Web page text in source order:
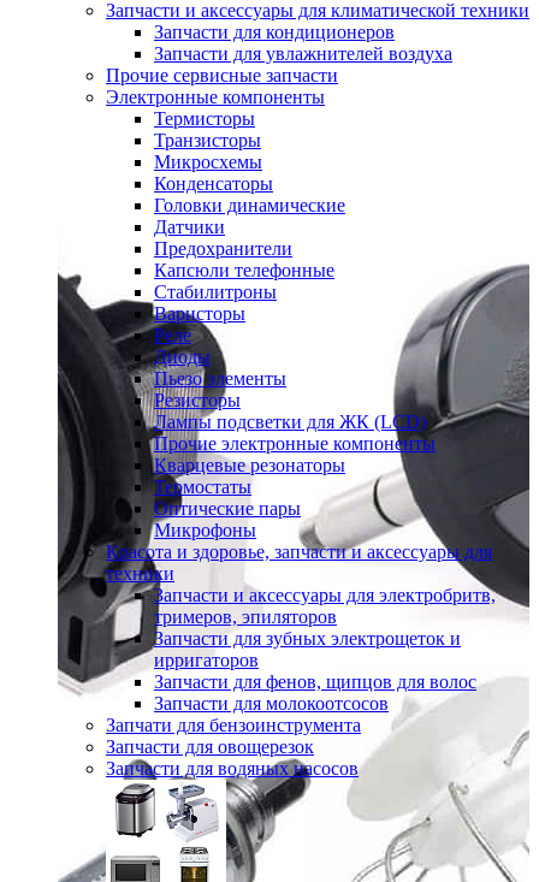
Запчасти и аксессуары для климатической техники
Запчасти для кондиционеров
Запчасти для увлажнителей воздуха
Прочие сервисные запчасти
Электронные компоненты
Термисторы
Транзисторы
Микросхемы
Конденсаторы
Головки динамические
Датчики
Предохранители
Капсюли телефонные
Стабилитроны
Варисторы
Реле
Диоды
Пьезо элементы
Резисторы
Лампы подсветки для ЖК (LCD)
Прочие электронные компоненты
Кварцевые резонаторы
Термостаты
Оптические пары
Микрофоны
Красота и здоровье, запчасти и аксессуары для
техники
Запчасти и аксессуары для электробритв,
тримеров, эпиляторов
Запчасти для зубных электрощеток и
ирригаторов
Запчасти для фенов, щипцов для волос
Запчасти для молокоотсосов
Запчати для бензоинструмента
Запчасти для овощерезок
Запчасти для водяных насосов